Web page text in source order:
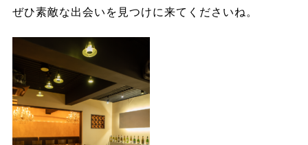
ぜひ素敵な出会いを見つけに来てくださいね。